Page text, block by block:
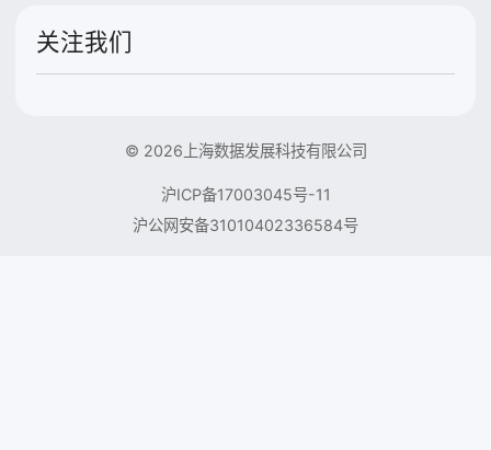
关注我们
© 2026上海数据发展科技有限公司
沪ICP备17003045号-11
沪公网安备31010402336584号